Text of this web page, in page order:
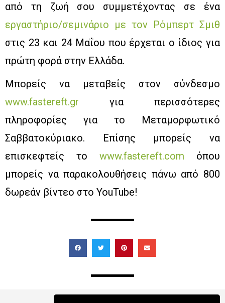
από τη ζωή σου συμμετέχοντας σε ένα
εργαστήριο/σεμινάριο με τον Ρόμπερτ Σμιθ
στις 23 και 24 Μαΐου που έρχεται ο ίδιος για
πρώτη φορά στην Ελλάδα.
Μπορείς να μεταβείς στον σύνδεσμο
www.fastereft.gr για περισσότερες
πληροφορίες για το Μεταμορφωτικό
Σαββατοκύριακο. Επίσης μπορείς να
επισκεφτείς το www.fastereft.com όπου
μπορείς να παρακολουθήσεις πάνω από 800
δωρεάν βίντεο στο YouTube!